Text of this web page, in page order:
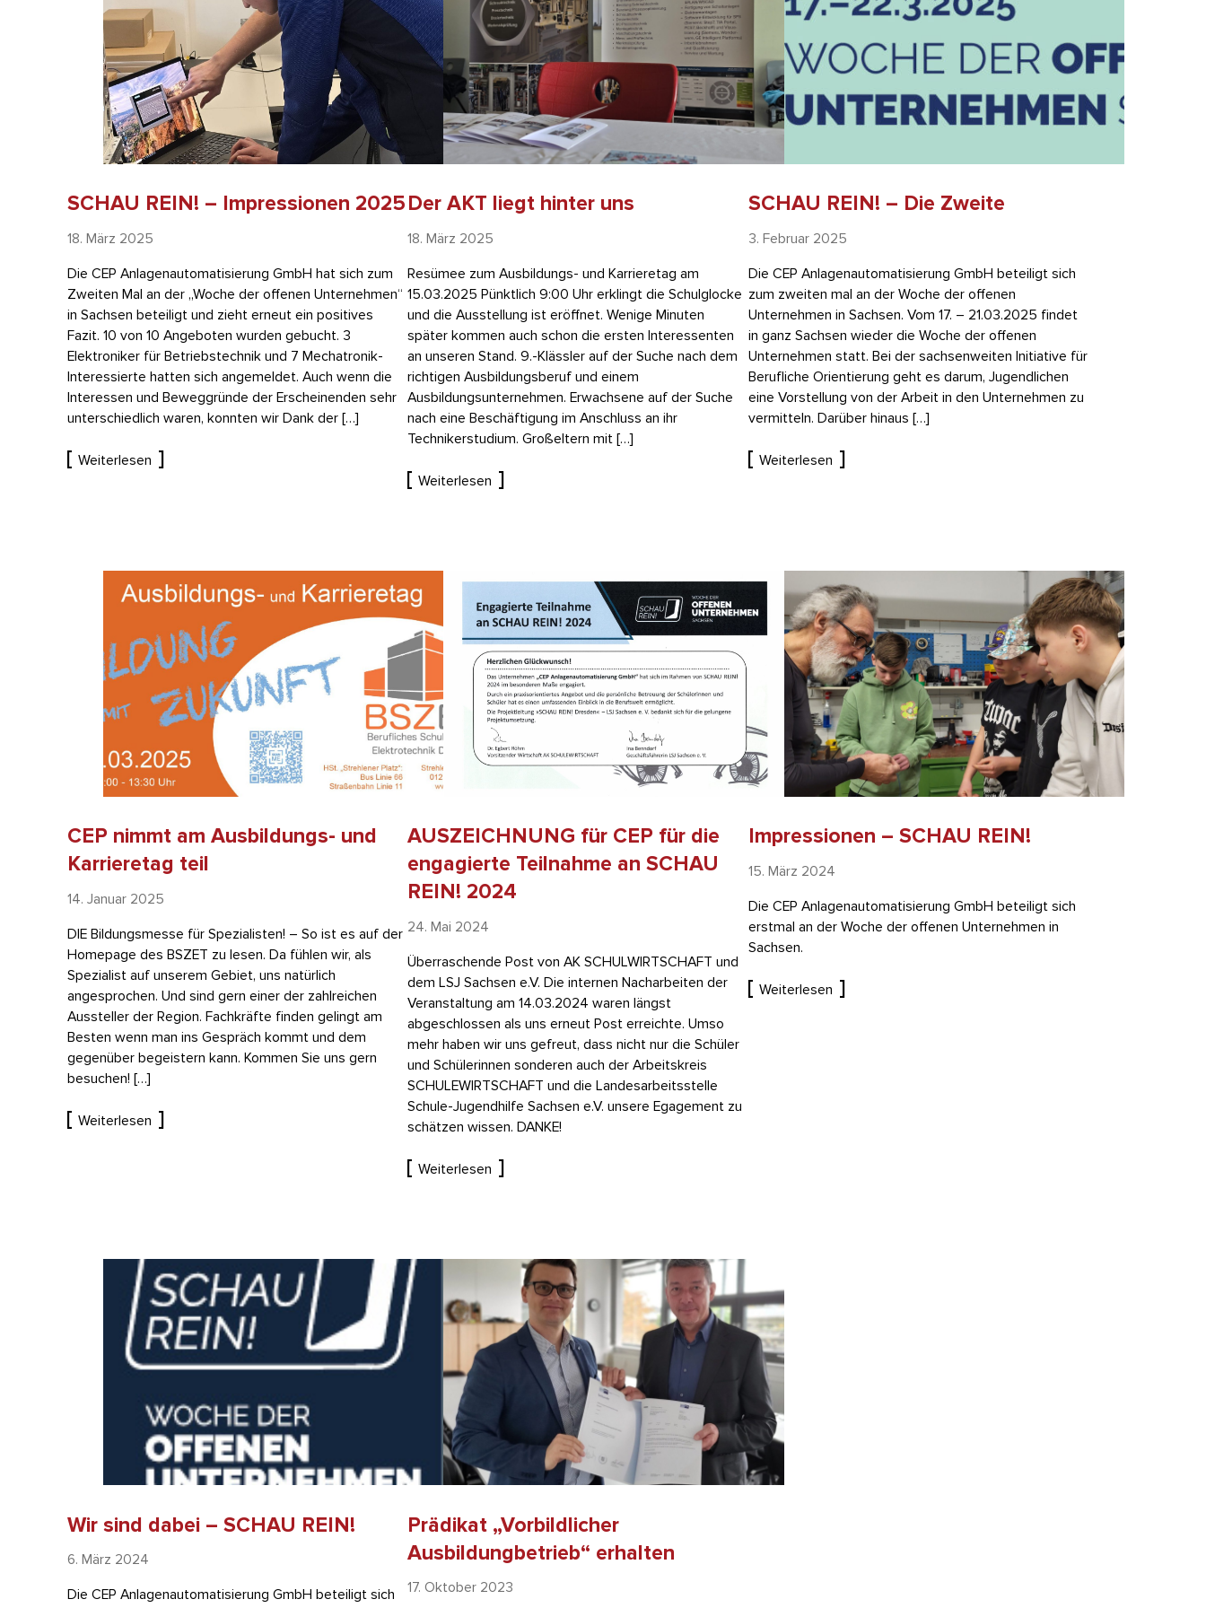
SCHAU REIN! – Impressionen 2025
18. März 2025
Die CEP Anlagenautomatisierung GmbH hat sich zum
Zweiten Mal an der „Woche der offenen Unternehmen“
in Sachsen beteiligt und zieht erneut ein positives
Fazit. 10 von 10 Angeboten wurden gebucht. 3
Elektroniker für Betriebstechnik und 7 Mechatronik-
Interessierte hatten sich angemeldet. Auch wenn die
Interessen und Beweggründe der Erscheinenden sehr
unterschiedlich waren, konnten wir Dank der […]
Weiterlesen
Der AKT liegt hinter uns
18. März 2025
Resümee zum Ausbildungs- und Karrieretag am
15.03.2025 Pünktlich 9:00 Uhr erklingt die Schulglocke
und die Ausstellung ist eröffnet. Wenige Minuten
später kommen auch schon die ersten Interessenten
an unseren Stand. 9.-Klässler auf der Suche nach dem
richtigen Ausbildungsberuf und einem
Ausbildungsunternehmen. Erwachsene auf der Suche
nach eine Beschäftigung im Anschluss an ihr
Technikerstudium. Großeltern mit […]
Weiterlesen
SCHAU REIN! – Die Zweite
3. Februar 2025
Die CEP Anlagenautomatisierung GmbH beteiligt sich
zum zweiten mal an der Woche der offenen
Unternehmen in Sachsen. Vom 17. – 21.03.2025 findet
in ganz Sachsen wieder die Woche der offenen
Unternehmen statt. Bei der sachsenweiten Initiative für
Berufliche Orientierung geht es darum, Jugendlichen
eine Vorstellung von der Arbeit in den Unternehmen zu
vermitteln. Darüber hinaus […]
Weiterlesen
CEP nimmt am Ausbildungs- und
Karrieretag teil
14. Januar 2025
DIE Bildungsmesse für Spezialisten! – So ist es auf der
Homepage des BSZET zu lesen. Da fühlen wir, als
Spezialist auf unserem Gebiet, uns natürlich
angesprochen. Und sind gern einer der zahlreichen
Aussteller der Region. Fachkräfte finden gelingt am
Besten wenn man ins Gespräch kommt und dem
gegenüber begeistern kann. Kommen Sie uns gern
besuchen! […]
Weiterlesen
AUSZEICHNUNG für CEP für die
engagierte Teilnahme an SCHAU
REIN! 2024
24. Mai 2024
Überraschende Post von AK SCHULWIRTSCHAFT und
dem LSJ Sachsen e.V. Die internen Nacharbeiten der
Veranstaltung am 14.03.2024 waren längst
abgeschlossen als uns erneut Post erreichte. Umso
mehr haben wir uns gefreut, dass nicht nur die Schüler
und Schülerinnen sonderen auch der Arbeitskreis
SCHULEWIRTSCHAFT und die Landesarbeitsstelle
Schule-Jugendhilfe Sachsen e.V. unsere Egagement zu
schätzen wissen. DANKE!
Weiterlesen
Impressionen – SCHAU REIN!
15. März 2024
Die CEP Anlagenautomatisierung GmbH beteiligt sich
erstmal an der Woche der offenen Unternehmen in
Sachsen.
Weiterlesen
Wir sind dabei – SCHAU REIN!
6. März 2024
Die CEP Anlagenautomatisierung GmbH beteiligt sich
Prädikat „Vorbildlicher
Ausbildungbetrieb“ erhalten
17. Oktober 2023